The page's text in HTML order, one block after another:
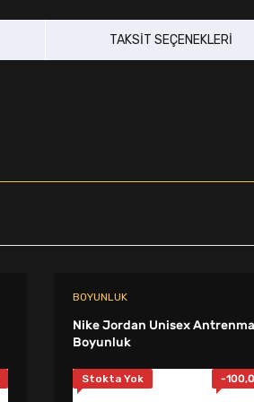
TAKSIT SEÇENEKLERI
BOYUNLUK
Nike Jordan Unisex
Boyunluk
Stokta Yok -